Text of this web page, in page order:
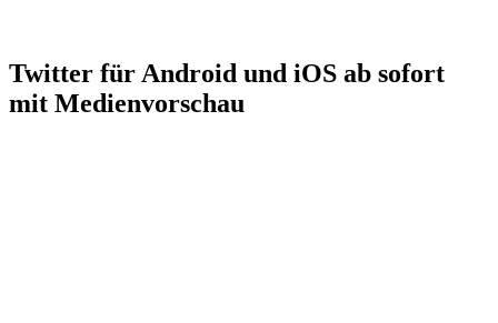
Twitter für Android und iOS ab sofort
mit Medienvorschau